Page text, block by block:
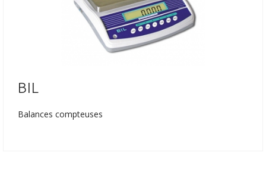
BIL
Balances compteuses